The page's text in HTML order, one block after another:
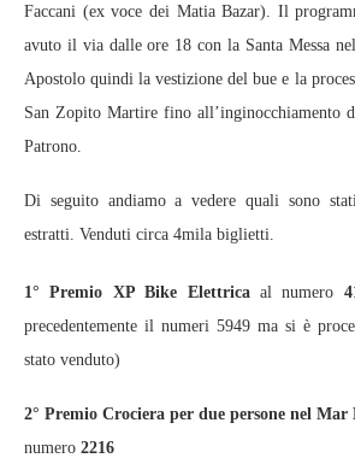
Faccani (ex voce dei Matia Bazar). Il
avuto il via dalle ore 18 con la Santa Messa
Apostolo quindi la vestizione del bue e la
San Zopito Martire fino all’inginocchiamento
Patrono.
Di seguito andiamo a vedere quali sono
estratti. Venduti circa 4mila biglietti.
1° Premio XP Bike Elettricaal numero
precedentemente il numeri 5949 ma si è
stato venduto)
2° Premio Crociera per due persone nel Mar
numero 2216